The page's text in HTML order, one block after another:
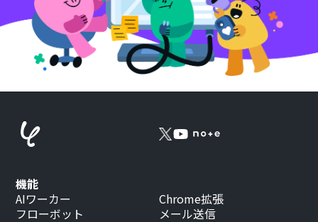
機能
AIワーカー
フローボット
Chrome拡張
メール送信